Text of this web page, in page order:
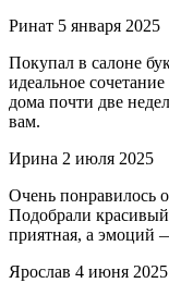
Ринат 5 января 2025
Покупал в салоне
идеальное
дома почти две
вам.
Ирина 2 июля 2025
Очень понравилось
Подобрали
приятная, а эмоций
Ярослав 4 июня 2025